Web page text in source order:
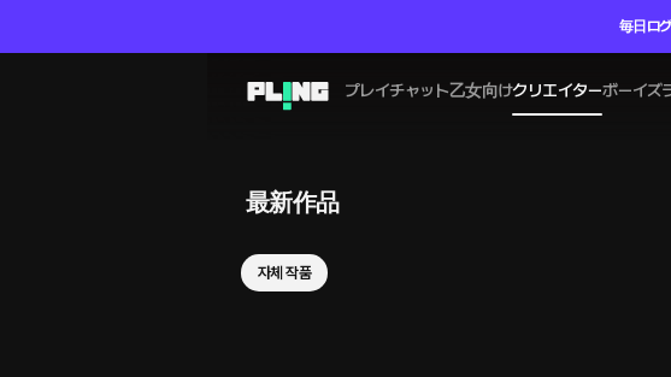
毎日ロ
プレイチャット乙女向けクリエイターボーイズ
最新作品
자체 작품